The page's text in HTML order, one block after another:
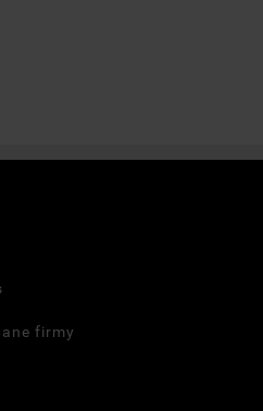
firmy